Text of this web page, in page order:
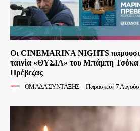
Οι CINEMARINA NIGHTS
ταινία «ΘΥΣΙΑ» του Μπάμπη
Πρέβεζας
ΟΜΑΔΑ ΣΥΝΤΑΞΗΣ - Παρασκευή 7